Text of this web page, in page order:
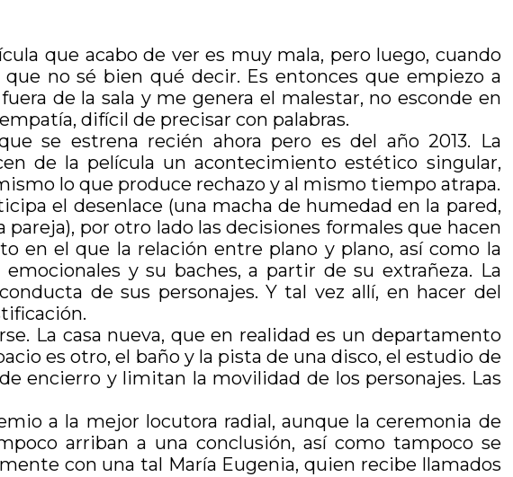
que acabo de ver es muy mala, pero luego, cuando
no sé bien qué decir. Es entonces que empiezo a
de la sala y me genera el malestar, no esconde en
difícil de precisar con palabras.
se estrena recién ahora pero es del año 2013. La
de la película un acontecimiento estético singular,
lo que produce rechazo y al mismo tiempo atrapa.
el desenlace (una macha de humedad en la pared,
por otro lado las decisiones formales que hacen
en el que la relación entre plano y plano, así como la
y su baches, a partir de su extrañeza. La
de sus personajes. Y tal vez allí, en hacer del
La casa nueva, que en realidad es un departamento
es otro, el baño y la pista de una disco, el estudio de
encierro y limitan la movilidad de los personajes. Las
a la mejor locutora radial, aunque la ceremonia de
arriban a una conclusión, así como tampoco se
con una tal María Eugenia, quien recibe llamados